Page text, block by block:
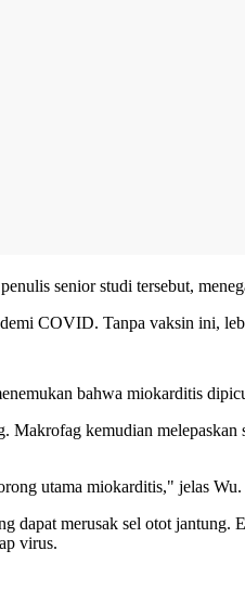
senior studi tersebut,
COVID. Tanpa vaksin ini,
bahwa miokarditis
Makrofag kemudian
utama miokarditis," jelas Wu.
dapat merusak sel otot
virus.